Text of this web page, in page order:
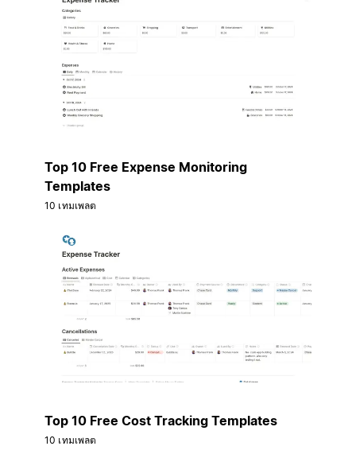
Top 10 Free Expense Monitoring
Templates
10 เทมเพลต
Top 10 Free Cost Tracking Templates
10 เทมเพลต